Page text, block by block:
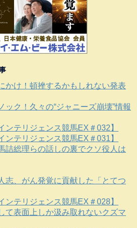
かけ！頓挫するかもしれない発表
ック！久々の“ジャニーズ崩壊”情報
ンテリジェンス競馬EX＃032】
ンテリジェンス競馬EX＃031】
詰総理らの話しの裏でクソ役人は
志、がん発覚に貢献した「とてつ
ンテリジェンス競馬EX＃028】
て表面上しか汲み取れないクズマ